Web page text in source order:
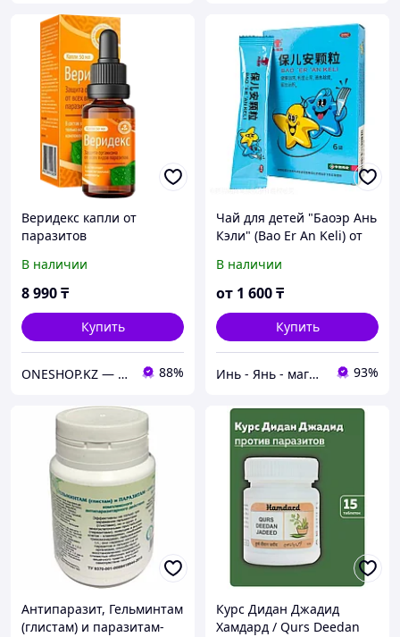
Веридекс капли от
паразитов
В наличии
8 990₸
Купить
ONESHOP.KZ — интернет-магазин товаров для здоровья в Казахстане. 88%
Чай для детей "Баоэр Ань
Кэли" (Bao Er An Keli) от
пак
В наличии
от 1 600₸
Купить
Инь - Янь - магазин китайских лечебных препаратов 93%
Антипаразит, Гельминтам
(глистам) и паразитам-
Курс Дидан Джадид
Хамдард / Qurs Deedan